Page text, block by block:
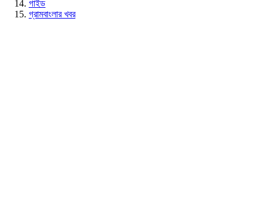
গাইড
গ্রামবাংলার খবর